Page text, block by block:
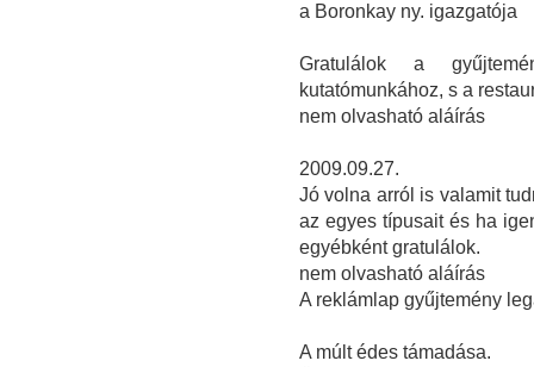
a Boronkay ny. igazgatója
Gratulálok a
kutatómunkához, s a
nem olvasható aláírás
2009.09.27.
Jó volna arról is valamit
az egyes típusait és ha
egyébként gratulálok.
nem olvasható aláírás
A reklámlap gyűjtemény
A múlt édes támadása.